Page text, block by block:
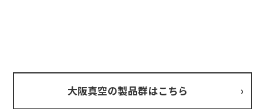
大阪真空の製品群はこちら